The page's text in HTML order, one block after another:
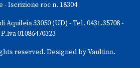
- Iscrizione roc n. 18304
Aquileia 33050 (UD) - Tel. 0431.35708 -
P.Iva 01086470323
reserved. Designed by Vaultinn.